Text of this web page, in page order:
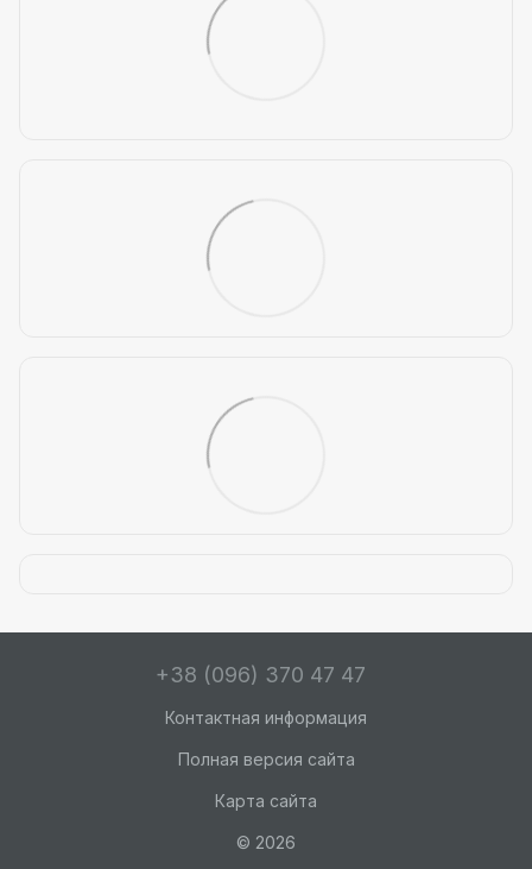
+38 (096) 370 47 47
Контактная информация
Полная версия сайта
Карта сайта
© 2026